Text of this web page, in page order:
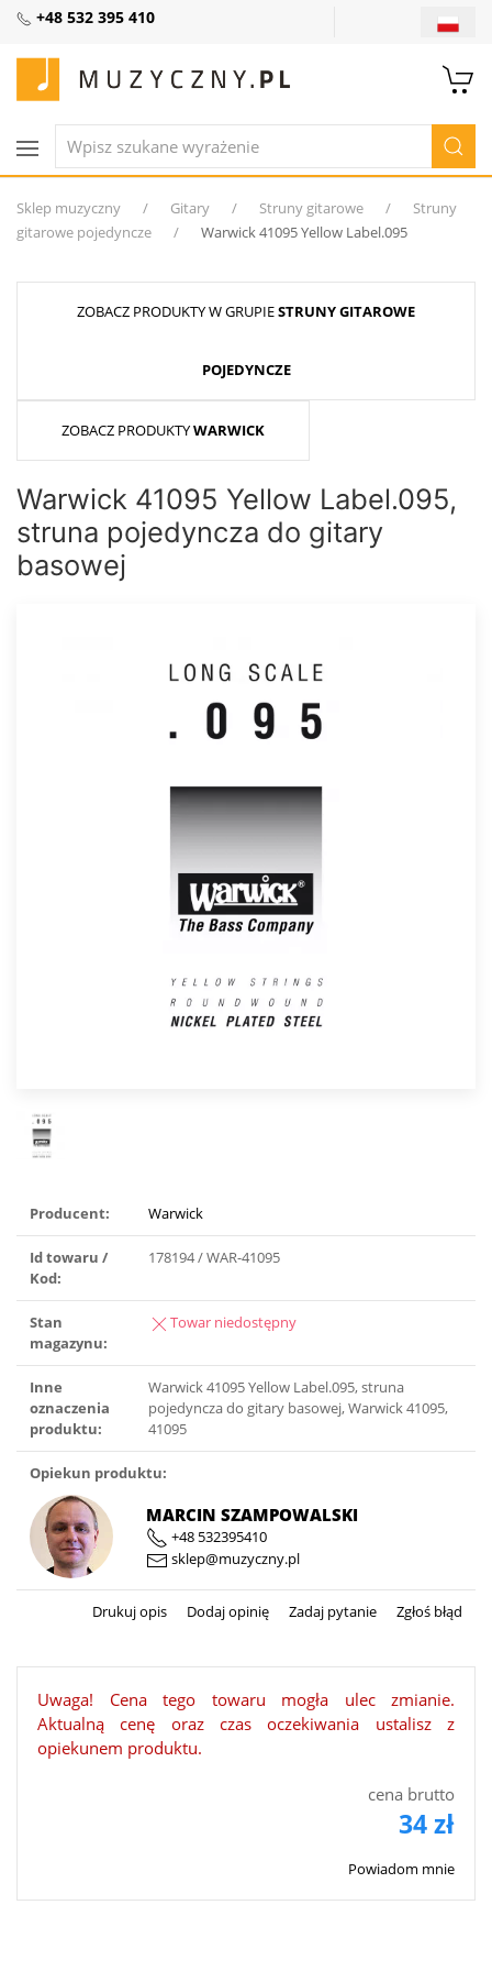
+48 532 395 410
Sklep muzyczny Gitary Struny gitarowe
Struny
gitarowe pojedyncze
Warwick 41095 Yellow Label.095
ZOBACZ PRODUKTY W GRUPIESTRUNY GITAROWE
POJEDYNCZE
ZOBACZ PRODUKTYWARWICK
Warwick 41095 Yellow Label.095,
struna pojedyncza do gitary
basowej
Producent: Warwick
Id towaru /
Kod:
178194 / WAR-41095
Stan
magazynu:
Towar niedostępny
Inne
oznaczenia
produktu:
Warwick 41095 Yellow Label.095, struna
pojedyncza do gitary basowej, Warwick 41095,
41095
Opiekun produktu:
MARCIN SZAMPOWALSKI
+48 532395410
sklep@muzyczny.pl
Drukuj opis Dodaj opinię Zadaj pytanie Zgłoś błąd
Uwaga! Cena tego towaru mogła ulec zmianie.
Aktualną cenę oraz czas oczekiwania ustalisz z
opiekunem produktu.
cena brutto
34 zł
Powiadom mnie